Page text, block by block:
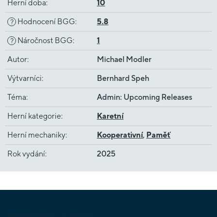
Herní doba: 10
? Hodnocení BGG: 5.8
? Náročnost BGG: 1
Autor: Michael Modler
Výtvarníci: Bernhard Speh
Téma: Admin: Upcoming Releases
Herní kategorie: Karetní
Herní mechaniky: Kooperativní, Paměť
Rok vydání: 2025